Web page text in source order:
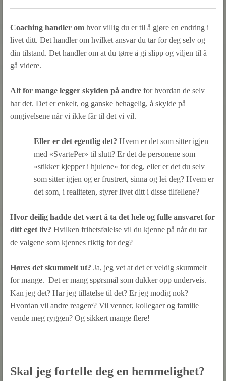
Coaching handler om hvor villig du er til å gjøre en endring i
livet ditt. Det handler om hvilket ansvar du tar for deg selv og
din tilstand. Det handler om at du tørre å gi slipp og viljen til å
gå videre.
Alt for mange legger skylden på andre for hvordan de selv
har det. Det er enkelt, og ganske behagelig, å skylde på
omgivelsene når vi ikke får til det vi vil.
Eller er det egentlig det? Hvem er det som sitter igjen
med «SvartePer» til slutt? Er det de personene som
«stikker kjepper i hjulene» for deg, eller er det du selv
som sitter igjen og er frustrert, sinna og lei deg? Hvem er
det som, i realiteten, styrer livet ditt i disse tilfellene?
Hvor deilig hadde det vært å ta det hele og fulle ansvaret for
ditt eget liv? Hvilken frihetsfølelse vil du kjenne på når du tar
de valgene som kjennes riktig for deg?
Høres det skummelt ut? Ja, jeg vet at det er veldig skummelt
for mange. Det er mang spørsmål som dukker opp underveis.
Kan jeg det? Har jeg tillatelse til det? Er jeg modig nok?
Hvordan vil andre reagere? Vil venner, kollegaer og familie
vende meg ryggen? Og sikkert mange flere!
Skal jeg fortelle deg en hemmelighet?